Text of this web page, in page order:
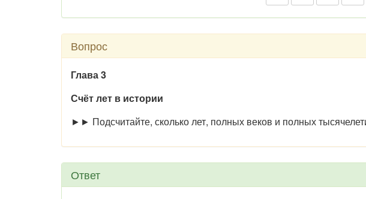
Вопрос
Глава 3
Счёт лет в истории
►► Подсчитайте, сколько лет, полных веков и полных
Ответ